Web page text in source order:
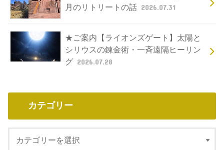
月のリトリートの話 2026.07.31
★ご案内【ライオンズゲート】太陽と
シリウスの錬金術・一斉遠隔ヒーリン
グ 2026.07.28
カテゴリー